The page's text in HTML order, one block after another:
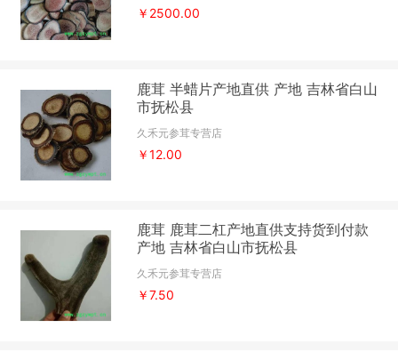
￥2500.00
鹿茸 半蜡片产地直供 产地 吉林省白山
市抚松县
久禾元参茸专营店
￥12.00
鹿茸 鹿茸二杠产地直供支持货到付款
产地 吉林省白山市抚松县
久禾元参茸专营店
￥7.50